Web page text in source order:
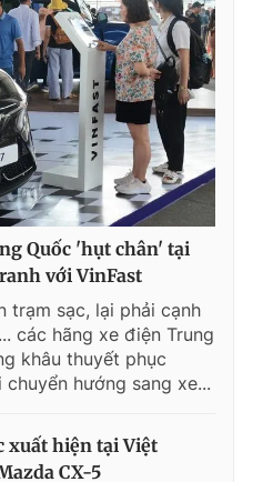
Quốc 'hụt chân' tại
với VinFast
trạm sạc, lại phải cạnh
các hãng xe điện Trung
khâu thuyết phục
hướng sang xe...
xuất hiện tại Việt
CX-5